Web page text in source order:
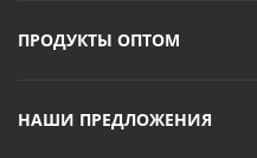
ПРОДУКТЫ ОПТОМ
НАШИ ПРЕДЛОЖЕНИЯ